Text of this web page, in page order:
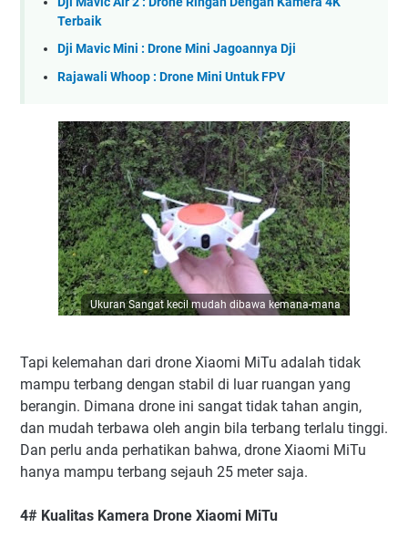
Terbaik
Dji Mavic Mini : Drone Mini Jagoannya Dji
Rajawali Whoop : Drone Mini Untuk FPV
Ukuran Sangat kecil mudah dibawa kemana-mana
Tapi kelemahan dari drone Xiaomi MiTu adalah tidak
mampu terbang dengan stabil di luar ruangan yang
berangin. Dimana drone ini sangat tidak tahan angin,
dan mudah terbawa oleh angin bila terbang terlalu tinggi.
Dan perlu anda perhatikan bahwa, drone Xiaomi MiTu
hanya mampu terbang sejauh 25 meter saja.
4# Kualitas Kamera Drone Xiaomi MiTu